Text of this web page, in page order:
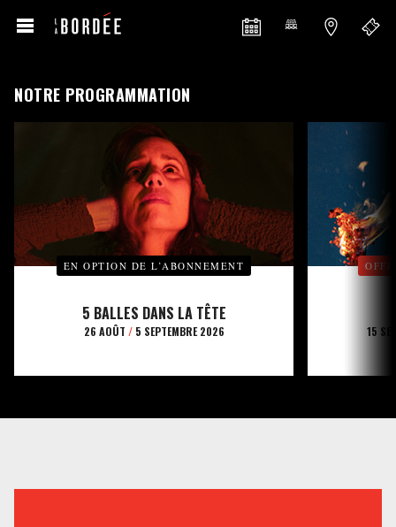
NOTRE PROGRAMMATION
EN OPTION DE L’ABONNEMENT
5 BALLES DANS LA TÊTE
26 AOÛT /5 SEPTEMBRE 2026 15